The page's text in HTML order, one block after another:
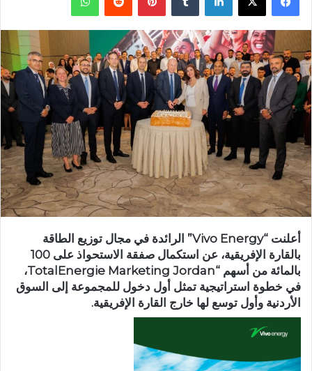
أعلنت “Vivo Energy” الرائدة في مجال توزيع الطاقة
بالقارة الإفريقية، عن استكمال صفقة الاستحواذ على 100
بالمائة من أسهم “TotalEnergie Marketing Jordan،
في خطوة استراتيجية تمثل أول دخول للمجموعة إلى السوق
الأردنية وأول توسع لها خارج القارة الإفريقية.